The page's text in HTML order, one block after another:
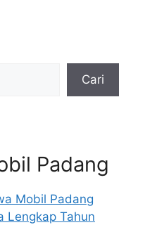
Cari
Padang
Mobil Padang
Lengkap Tahun